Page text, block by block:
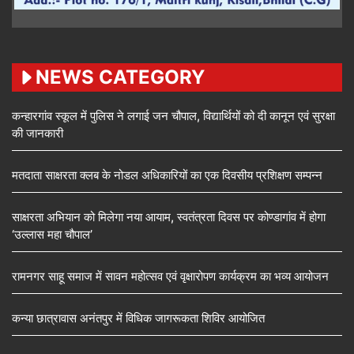
NEWS CATEGORY
कन्हारगांव स्कूल में पुलिस ने लगाई जन चौपाल, विद्यार्थियों को दी कानून एवं सुरक्षा
की जानकारी
मतदाता साक्षरता क्लब के नोडल अधिकारियों का एक दिवसीय प्रशिक्षण सम्पन्न
साक्षरता अभियान को मिलेगा नया आयाम, स्वतंत्रता दिवस पर कोण्डागांव में होगा
‘उल्लास महा चौपाल’
रामनगर साहू समाज में सावन महोत्सव एवं वृक्षारोपण कार्यक्रम का भव्य आयोजन
कन्या छात्रावास अनंतपुर में विधिक जागरूकता शिविर आयोजित